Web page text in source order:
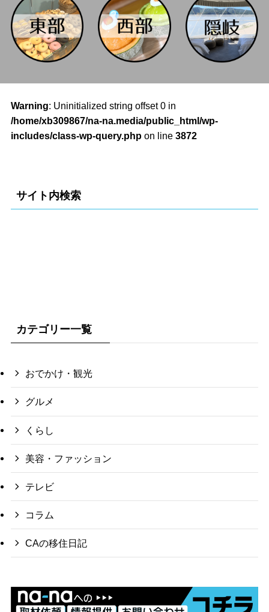
Warning: Uninitialized string offset 0 in
/home/xb309867/na-na.media/public_html/wp-
includes/class-wp-query.phpon line 3872
サイト内検索
カテゴリー一覧
おでかけ・観光
グルメ
くらし
美容・ファッション
テレビ
コラム
CAの移住日記